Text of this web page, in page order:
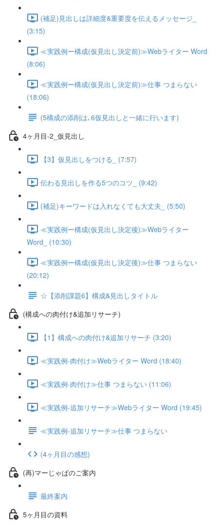
(補足)見出しは詳細度&重要度を伝えるメッセージ_
(3:15)
≪実践例ー構成(仮見出し決定前)≫Webライター Word
(8:06)
≪実践例ー構成(仮見出し決定前)≫仕事 つまらない
(18:06)
(5構成の添削は､6仮見出しと一緒に行います)
4ヶ月目-2_仮見出し
【3】仮見出しをつける_ (7:57)
伝わる見出しを作る5つのコツ_ (9:42)
(補足)キーワードは入れなくても大丈夫_ (5:50)
≪実践例ー構成(仮見出し決定後)≫Webライター
Word_ (10:30)
≪実践例ー構成(仮見出し決定後)≫仕事 つまらない
(20:12)
☆【添削課題6】構成&見出しタイトル
(構成への肉付け&追加リサーチ)
【1】構成への肉付け&追加リサーチ (3:20)
≪実践例-肉付け≫Webライター Word (18:40)
≪実践例-肉付け≫仕事 つまらない (11:06)
≪実践例-追加リサーチ≫Webライター Word (19:45)
≪実践例-追加リサーチ≫仕事 つまらない
(4ヶ月目の感想)
(再)マーじゃぱのご案内
最終案内
5ヶ月目の資料